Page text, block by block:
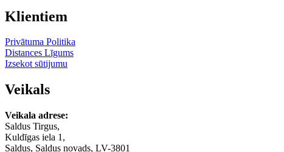
Klientiem
Privātuma Politika
Distances Līgums
Izsekot sūtijumu
Veikals
Veikala adrese:
Saldus Tirgus,
Kuldīgas iela 1,
Saldus, Saldus novads, LV-3801